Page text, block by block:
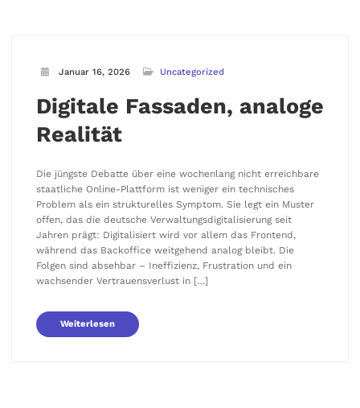
Januar 16, 2026 Uncategorized
Digitale Fassaden, analoge
Realität
Die jüngste Debatte über eine wochenlang nicht erreichbare
staatliche Online-Plattform ist weniger ein technisches
Problem als ein strukturelles Symptom. Sie legt ein Muster
offen, das die deutsche Verwaltungsdigitalisierung seit
Jahren prägt: Digitalisiert wird vor allem das Frontend,
während das Backoffice weitgehend analog bleibt. Die
Folgen sind absehbar – Ineffizienz, Frustration und ein
wachsender Vertrauensverlust in […]
Weiterlesen